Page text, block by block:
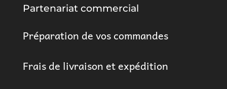
Partenariat commercial
Préparation de vos commandes
Frais de livraison et expédition